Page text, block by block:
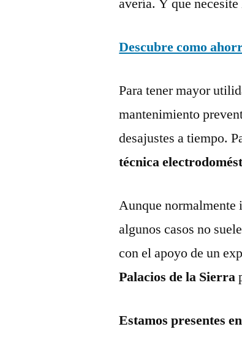
Descubre como
Para tener mayor
mantenimiento
desajustes a tiempo.
técnica
Aunque normalmente
algunos casos no
con el apoyo de un
Palacios de la Sierra
Estamos presentes